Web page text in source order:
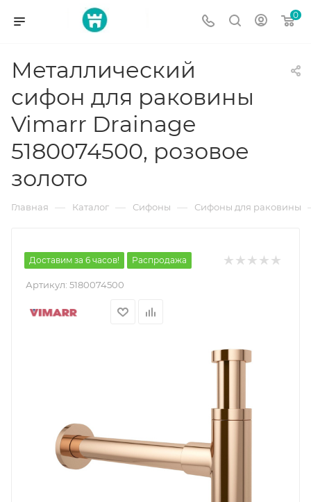
0
Металлический
сифон для раковины
Vimarr Drainage
5180074500, розовое
золото
Главная — Каталог — Сифоны — Сифоны для раковины
Доставим за 6 часов! Распродажа
Артикул: 5180074500